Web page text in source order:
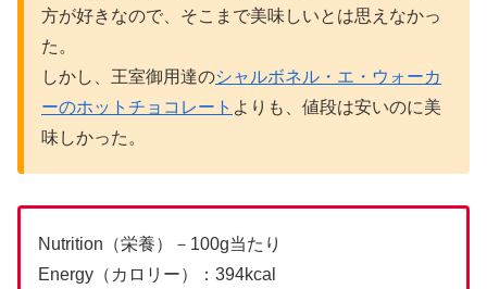
方が好きなので、そこまで美味しいとは思えなかっ
た。
しかし、王室御用達のシャルボネル・エ・ウォーカ
ーのホットチョコレート よりも、値段は安いのに美
味しかった。
Nutrition（栄養）－100g当たり
Energy（カロリー）：394kcal